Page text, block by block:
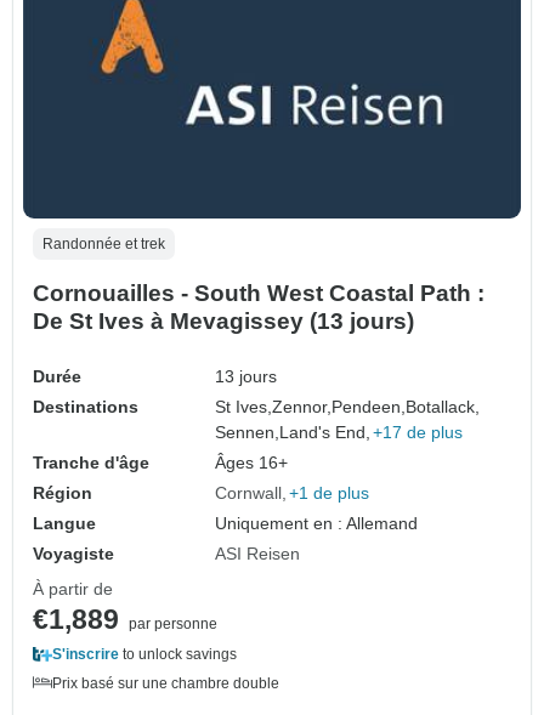
Randonnée et trek
Cornouailles - South West Coastal Path :
De St Ives à Mevagissey (13 jours)
Durée
13 jours
Destinations
St Ives,Zennor, Pendeen, Botallack,
Sennen, Land's End, +17 de plus
Tranche d'âge
Âges 16+
Région
Cornwall +1 de plus
Langue
Uniquement en : Allemand
Voyagiste
ASI Reisen
À partir de
€1,889
par personne
S'inscrire to unlock savings
Prix basé sur une chambre double